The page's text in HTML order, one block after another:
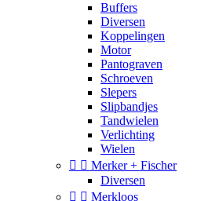
Buffers
Diversen
Koppelingen
Motor
Pantograven
Schroeven
Slepers
Slipbandjes
Tandwielen
Verlichting
Wielen
  Merker + Fischer
Diversen
  Merkloos